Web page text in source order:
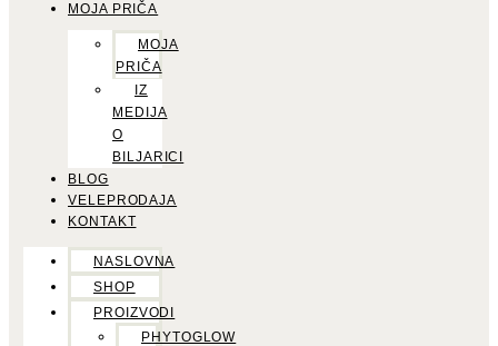
MOJA PRIČA
MOJA
PRIČA
IZ
MEDIJA
O
BILJARICI
BLOG
VELEPRODAJA
KONTAKT
NASLOVNA
SHOP
PROIZVODI
PHYTOGLOW